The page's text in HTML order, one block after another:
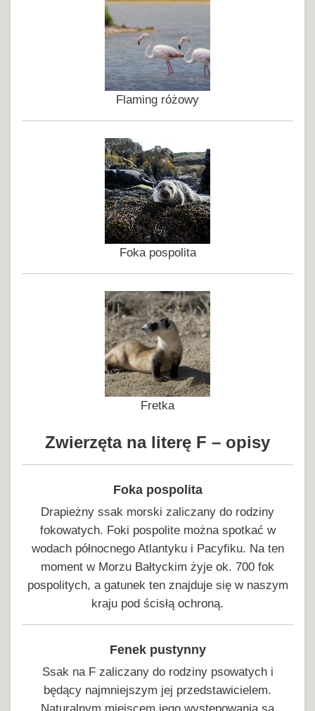
Flaming różowy
Foka pospolita
Fretka
Zwierzęta na literę F – opisy
Foka pospolita
Drapieżny ssak morski zaliczany do rodziny
fokowatych. Foki pospolite można spotkać w
wodach północnego Atlantyku i Pacyfiku. Na ten
moment w Morzu Bałtyckim żyje ok. 700 fok
pospolitych, a gatunek ten znajduje się w naszym
kraju pod ścisłą ochroną.
Fenek pustynny
Ssak na F zaliczany do rodziny psowatych i
będący najmniejszym jej przedstawicielem.